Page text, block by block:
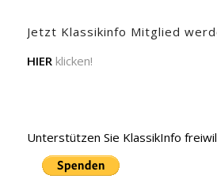
Jetzt Klassikinfo Mitglied
HIER klicken!
Unterstützen Sie KlassikInfo